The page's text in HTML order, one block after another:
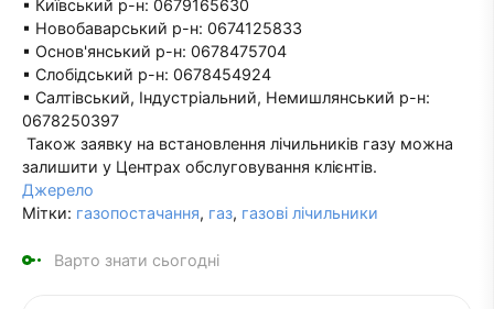
▪ Київський р-н: 0679165630
▪ Новобаварський р-н: 0674125833
▪ Основ'янський р-н: 0678475704
▪ Слобідський р-н: 0678454924
▪ Салтівський, Індустріальний, Немишлянський р-н:
0678250397
Також заявку на встановлення лічильників газу можна
залишити у Центрах обслуговування клієнтів.
Джерело
Мітки: газопостачання, газ, газові лічильники
Варто знати сьогодні